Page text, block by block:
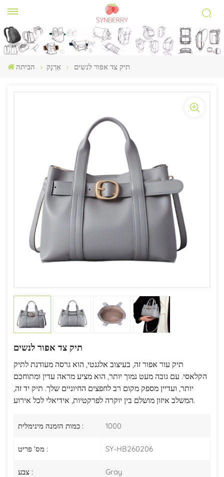
הביתה אַרְנָק תיק צד אפור לנשים
תיק צד אפור לנשים
תיק עור אפור זה, בעיצוב אלגנטי, הוא גרסה מעודנת לתיק
הקלאסי. עם גובה מעט נמוך יותר, הוא מציע מראה עדין ומתוחכם
יותר, ועדיין מספק מקום רב לחפצים החיוניים שלך. תיק יד זה,
המשלב איזון מושלם בין יוקרה לפרקטיות, אידיאלי לכל אירוע.
כמות הזמנה מינימלית : 1000
מס' פריט : SY-HB260206
צבע : Gray